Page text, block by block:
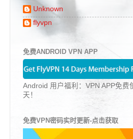
Unknown
flyvpn
免费ANDROID VPN APP
Android 用户福利：VPN APP免费
天！
免费VPN密码实时更新-点击获取